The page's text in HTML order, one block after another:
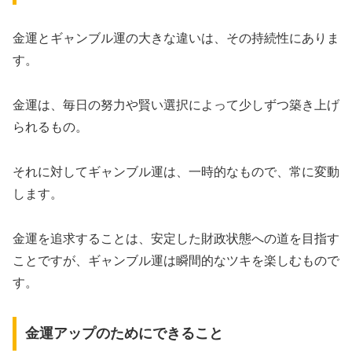
金運とギャンブル運の大きな違いは、その持続性にありま
す。
金運は、毎日の努力や賢い選択によって少しずつ築き上げ
られるもの。
それに対してギャンブル運は、一時的なもので、常に変動
します。
金運を追求することは、安定した財政状態への道を目指す
ことですが、ギャンブル運は瞬間的なツキを楽しむもので
す。
金運アップのためにできること